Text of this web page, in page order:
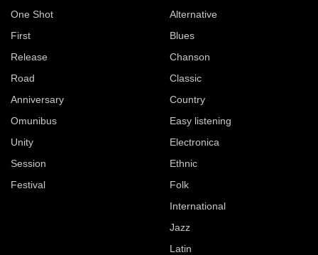
One Shot
First
Release
Road
Anniversary
Omunibus
Unity
Session
Festival
Alternative
Blues
Chanson
Classic
Country
Easy listening
Electronica
Ethnic
Folk
International
Jazz
Latin